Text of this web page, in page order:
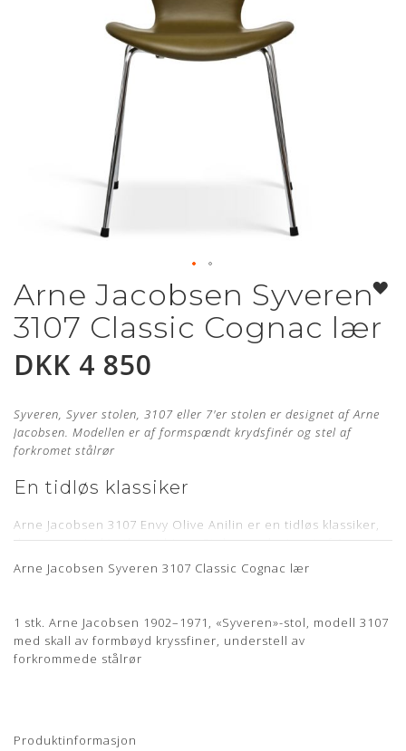
Gå
til
begynnelsen
av
bildegalleri
Arne Jacobsen Syveren
3107 Classic Cognac lær
DKK 4 850
Syveren, Syver stolen, 3107 eller 7'er stolen er designet af Arne
Jacobsen. Modellen er af formspændt krydsfinér og stel af
forkromet stålrør
En tidløs klassiker
Arne Jacobsen 3107 Envy Olive Anilin er en tidløs klassiker,
der passer ind i ethvert hjem. Stolen er designet af Arne
Jacobsen i 1955, og den er blevet en af de mest populære
stole i verden.
af forkromet stålrør. Den har en elegant og minimalistisk
design, der giver den et tidløst udtryk.
til både hverdag og fest. Den er perfekt til stuen, spisestuen
Arne Jacobsen Syveren 3107 Classic Cognac lær
1 stk. Arne Jacobsen 1902–1971, «Syveren»-stol, modell 3107
med skall av formbøyd kryssfiner, understell av
forkrommede stålrør
Produktinformasjon